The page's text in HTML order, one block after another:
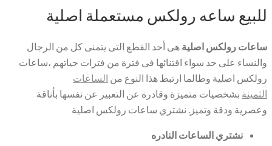
للبيع ساعه رولكس مستعملة اصلية
ساعات رولكس اصلية هى أحد القطع التى يتمنى كل من الرجال
والنساء على حد سواء اقتنائها فى فترة من فترات حياتهم ،ساعات
رولكس اصلية وطالما ارتبط هذا النوع من الساعات
الثمينة بشخصيات متميزة وقادرة عن التعبير عن نفسها بأناقة
وعصرية ودقة وتميز. نشتري ساعات رولكس اصلية
نشتري الساعات النادره